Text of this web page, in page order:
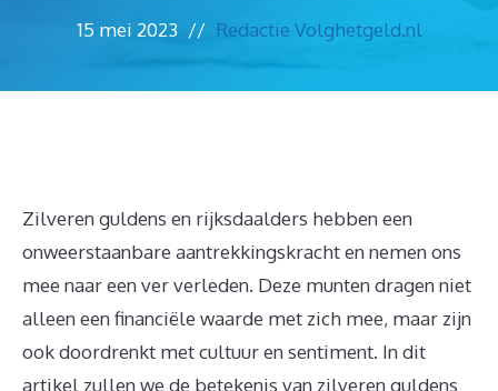
15 mei 2023 // Redactie Volghetgeld.nl
Zilveren guldens en rijksdaalders hebben een
onweerstaanbare aantrekkingskracht en nemen ons
mee naar een ver verleden. Deze munten dragen niet
alleen een financiële waarde met zich mee, maar zijn
ook doordrenkt met cultuur en sentiment. In dit
artikel zullen we de betekenis van zilveren guldens